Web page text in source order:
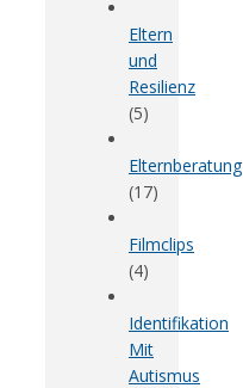
Eltern
und
Resilienz
(5)
Elternberatung
(17)
Filmclips
(4)
Identifikation
Mit
Autismus